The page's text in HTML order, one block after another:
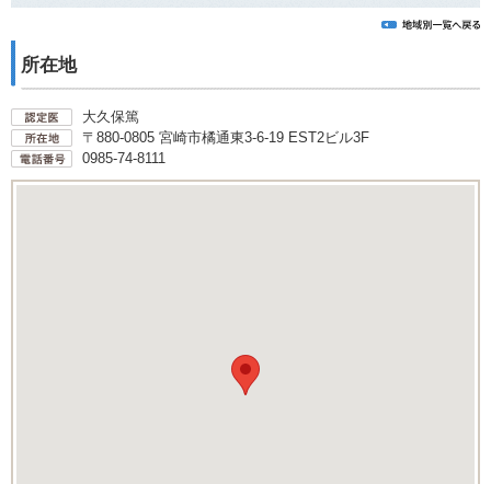
所在地
大久保篤
〒880-0805 宮崎市橘通東3-6-19 EST2ビル3F
0985-74-8111